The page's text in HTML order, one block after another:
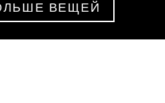
ВЕЩЕЙ